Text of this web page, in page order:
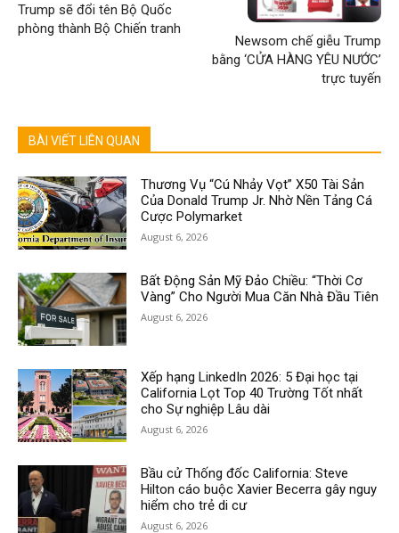
Trump sẽ đổi tên Bộ Quốc
phòng thành Bộ Chiến tranh
Newsom chế giễu Trump
bằng ‘CỬA HÀNG YÊU NƯỚC’
trực tuyến
BÀI VIẾT LIÊN QUAN
Thương Vụ “Cú Nhảy Vọt” X50 Tài Sản
Của Donald Trump Jr. Nhờ Nền Tảng Cá
Cược Polymarket
August 6, 2026
Bất Động Sản Mỹ Đảo Chiều: “Thời Cơ
Vàng” Cho Người Mua Căn Nhà Đầu Tiên
August 6, 2026
Xếp hạng LinkedIn 2026: 5 Đại học tại
California Lọt Top 40 Trường Tốt nhất
cho Sự nghiệp Lâu dài
August 6, 2026
Bầu cử Thống đốc California: Steve
Hilton cáo buộc Xavier Becerra gây nguy
hiểm cho trẻ di cư
August 6, 2026